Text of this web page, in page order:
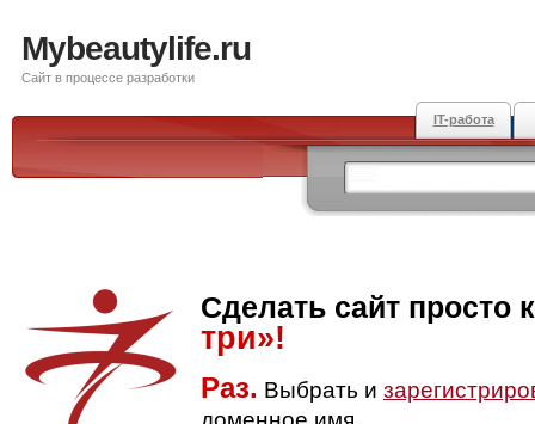
Mybeautylife.ru
Сайт в процессе разработки
IT-работа
Сделать сайт просто
три»!
Раз. Выбрать и